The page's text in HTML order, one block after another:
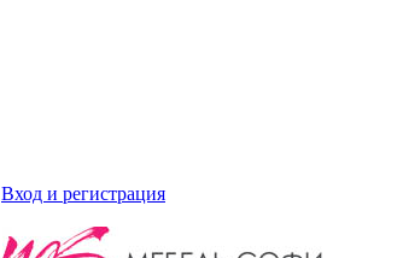
Вход и регистрация